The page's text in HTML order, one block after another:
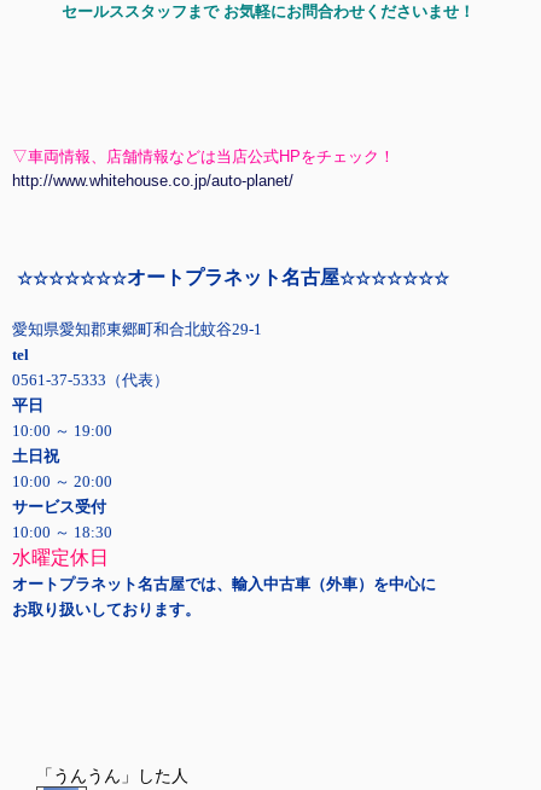
セールススタッフまで お気軽にお問合わせくださいませ！
▽車両情報、店舗情報などは当店公式HPをチェック！
http://www.whitehouse.co.jp/auto-planet/
☆☆☆☆☆☆☆オートプラネット名古屋☆☆☆☆☆☆☆
愛知県愛知郡東郷町和合北蚊谷29-1
tel
0561-37-5333（代表）
平日
10:00 ～ 19:00
土日祝
10:00 ～ 20:00
サービス受付
10:00 ～ 18:30
水曜定休日
オートプラネット名古屋では、輸入中古車（外車）を中心に
お取り扱いしております。
「うんうん」した人